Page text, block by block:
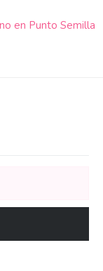
en Punto Semilla